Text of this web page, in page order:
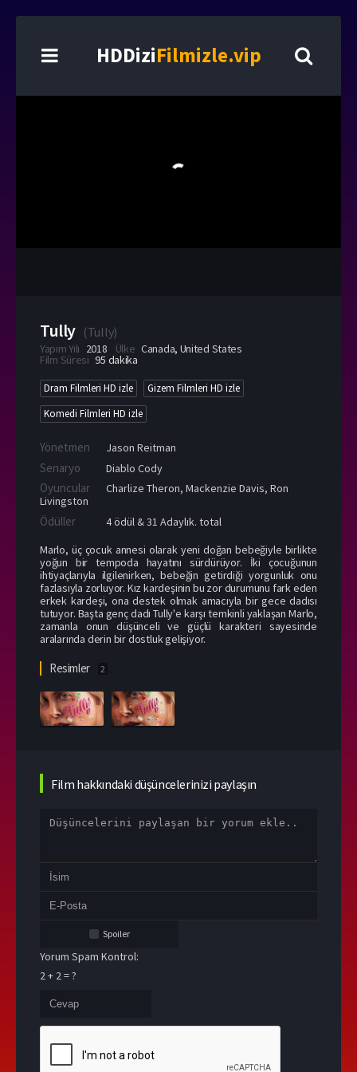
HDDiziFilmizle.vip
Tully (Tully)
Yapım Yılı 2018 Ülke Canada, United States
Film Süresi 95 dakika
Dram Filmleri HD izle
Gizem Filmleri HD izle
Komedi Filmleri HD izle
Yönetmen Jason Reitman
Senaryo Diablo Cody
Oyuncular Charlize Theron, Mackenzie Davis, Ron
Livingston
Ödüller
4 ödül & 31 Adaylık. total
Marlo, üç çocuk annesi olarak yeni doğan bebeğiyle birlikte
yoğun bir tempoda hayatını sürdürüyor. İki çocuğunun
ihtiyaçlarıyla ilgilenirken, bebeğin getirdiği yorgunluk onu
fazlasıyla zorluyor. Kız kardeşinin bu zor durumunu fark eden
erkek kardeşi, ona destek olmak amacıyla bir gece dadısı
tutuyor. Başta genç dadı Tully'e karşı temkinli yaklaşan Marlo,
zamanla onun düşünceli ve güçlü karakteri sayesinde
aralarında derin bir dostluk gelişiyor.
Resimler 2
Film hakkındaki düşüncelerinizi paylaşın
Spoiler
Yorum Spam Kontrol:
2 + 2 = ?